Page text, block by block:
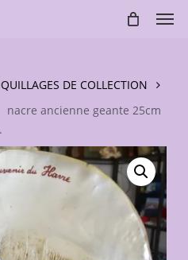
DE COLLECTION
nacre ancienne geante 25cm